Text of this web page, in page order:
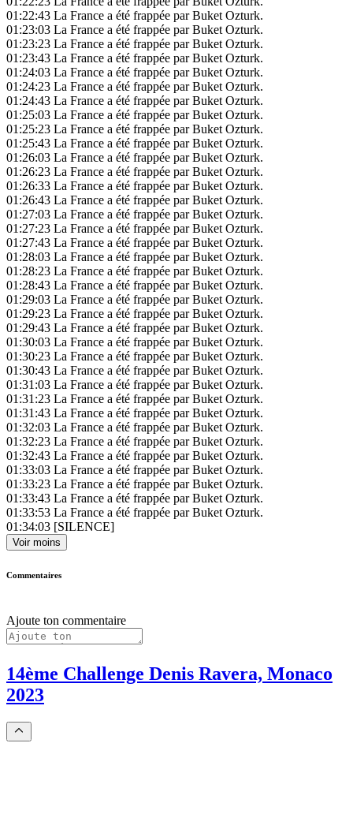
01:22:43 La France a été frappée par Buket Ozturk.
01:23:03 La France a été frappée par Buket Ozturk.
01:23:23 La France a été frappée par Buket Ozturk.
01:23:43 La France a été frappée par Buket Ozturk.
01:24:03 La France a été frappée par Buket Ozturk.
01:24:23 La France a été frappée par Buket Ozturk.
01:24:43 La France a été frappée par Buket Ozturk.
01:25:03 La France a été frappée par Buket Ozturk.
01:25:23 La France a été frappée par Buket Ozturk.
01:25:43 La France a été frappée par Buket Ozturk.
01:26:03 La France a été frappée par Buket Ozturk.
01:26:23 La France a été frappée par Buket Ozturk.
01:26:33 La France a été frappée par Buket Ozturk.
01:26:43 La France a été frappée par Buket Ozturk.
01:27:03 La France a été frappée par Buket Ozturk.
01:27:23 La France a été frappée par Buket Ozturk.
01:27:43 La France a été frappée par Buket Ozturk.
01:28:03 La France a été frappée par Buket Ozturk.
01:28:23 La France a été frappée par Buket Ozturk.
01:28:43 La France a été frappée par Buket Ozturk.
01:29:03 La France a été frappée par Buket Ozturk.
01:29:23 La France a été frappée par Buket Ozturk.
01:29:43 La France a été frappée par Buket Ozturk.
01:30:03 La France a été frappée par Buket Ozturk.
01:30:23 La France a été frappée par Buket Ozturk.
01:30:43 La France a été frappée par Buket Ozturk.
01:31:03 La France a été frappée par Buket Ozturk.
01:31:23 La France a été frappée par Buket Ozturk.
01:31:43 La France a été frappée par Buket Ozturk.
01:32:03 La France a été frappée par Buket Ozturk.
01:32:23 La France a été frappée par Buket Ozturk.
01:32:43 La France a été frappée par Buket Ozturk.
01:33:03 La France a été frappée par Buket Ozturk.
01:33:23 La France a été frappée par Buket Ozturk.
01:33:43 La France a été frappée par Buket Ozturk.
01:33:53 La France a été frappée par Buket Ozturk.
01:34:03 [SILENCE]
Voir moins
Commentaires
Ajoute ton commentaire
14ème Challenge Denis Ravera, Monaco
2023